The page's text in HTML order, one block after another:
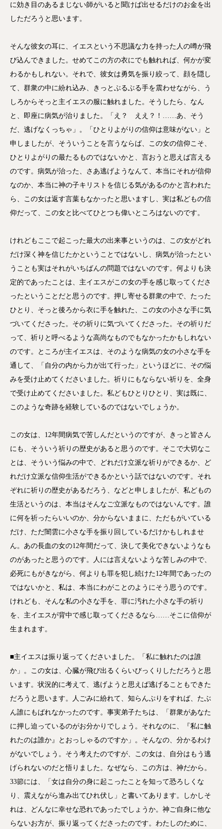
に効き目のあるまじない師がいると聞けば出せるだけのお金を出
しただろうと思います。
そんな彼女の耳に、イエスという不思議な力を持った人の噂が飛
び込んできました。せめてこの方の衣にでも触れれば、何かが変
わるかもしれない。それで、彼女は勇気を振り絞って、顔を隠し
て、群衆の中に紛れ込み、きっとぶるぶる手を震わせながら、う
しろからそっと主イエスの服に触れました。そうしたら、なん
と、即座に病気が治りました。「え？ ええ？！……あ、そう
だ、逃げなくっちゃ」。「ひとりよがりの信仰は意味がない」と
申しましたが、そういうことを言うならば、この女の信仰こそ、
ひとりよがりの最たるものではないかと、言おうと思えば言える
のです。病気が治った、さあ逃げようなんて、本当にそれが信仰
なのか、本当に神の子キリストを信じる気があるのかと言われた
ら、この女は返す言葉もなかったと思いますし、実は私どもの信
仰だって、この女と比べてひとつも偉いところはないのです。
けれどもここで起こった最大の出来事というのは、この女がどれ
だけ深く神を信じたかということではないし、病気が治ったとい
うことも実はそれがいちばんの問題ではないのです。何よりも決
定的であったことは、主イエスがこの女の手を感じ取ってくださ
ったということだと思うのです。押し寄せる群衆の中で、たった
ひとり、そっと後ろから衣に手を触れた、この女の小さな手に気
づいてくださった。その祈りに気づいてくださった。その祈りだ
って、祈りと呼べるような高尚なものでもなかったかもしれない
のです。ところが主イエスは、そのような病気の女の小さな手を
通して、「自分の内から力が出て行った」というほどに、その悩
みを受け止めてくださいました。祈りにもならない祈りを、全身
で受け止めてくださいました。私どもひとりひとり、実は既に、
このような奇跡を経験しているのではないでしょうか。
この女は、12年間病気で苦しんだというのですが、きっと皆さん
にも、そういう祈りの歴史があると思うのです。そこで大切なこ
とは、そういう悩みの中で、どれだけ立派な祈りができるか、ど
れだけ立派な信仰生活ができるかという話ではないのです。それ
ぞれに祈りの歴史があるだろう、などと申しましたが、私どもの
生活というのは、本当はそんなご立派なものではないんです。誰
に何を祈ったらいいのか、分からないままに、ただもがいている
だけ、ただ闇雲に小さな手を振り回しているだけかもしれませ
ん。あの長血の女の12年間だって、決して美化できないようなも
のがあったと思うのです。人には言えないような苦しみの中で、
必死にもがきながら、何よりも罪を犯し続けた12年間であったの
ではないかと、私は、本当にわがことのようにそう思うのです。
けれども、そんな私の小さな手を、罪に汚れた小さな手の祈り
を、主イエスが背中で感じ取ってくださるなら……そこに信仰が
生まれます。
■主イエスは振り返ってくださいました。「私に触れたのは誰
か」。この女は、心臓が飛び出るくらいびっくりしただろうと思
います。状況的に考えて、逃げようと思えば逃げることもできた
だろうと思います。人ごみに紛れて、知らんぷりをすれば、たぶ
ん誰にもばれなかったのです。事実弟子たちは、「群衆があなた
に押し迫っているのがお分かりでしょう。それなのに、『私に触
れたのは誰か』とおっしゃるのですか」。そんなの、分かるわけ
がないでしょう。そう考えたのですが、この女は、自分はもう逃
げられないのだと悟りました。なぜなら、この方は、神だから。
33節には、「女は自分の身に起こったことを知って恐ろしくな
り、震えながら進み出てひれ伏し」と書いてあります。しかしそ
れは、どんなに幸せな恐れであったでしょうか。神ご自身に他な
らないお方が、振り返ってくださったのです。わたしのために、